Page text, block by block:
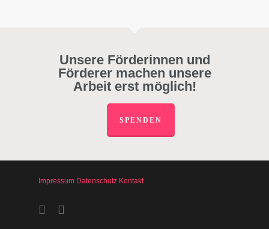
Unsere Förderinnen und
Förderer machen unsere
Arbeit erst möglich!
SPENDEN
Impressum Datenschutz Kontakt
facebookinstagram